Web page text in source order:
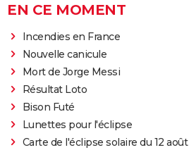
EN CE MOMENT
Incendies en France
Nouvelle canicule
Mort de Jorge Messi
Résultat Loto
Bison Futé
Lunettes pour l'éclipse
Carte de l'éclipse solaire du 12 août